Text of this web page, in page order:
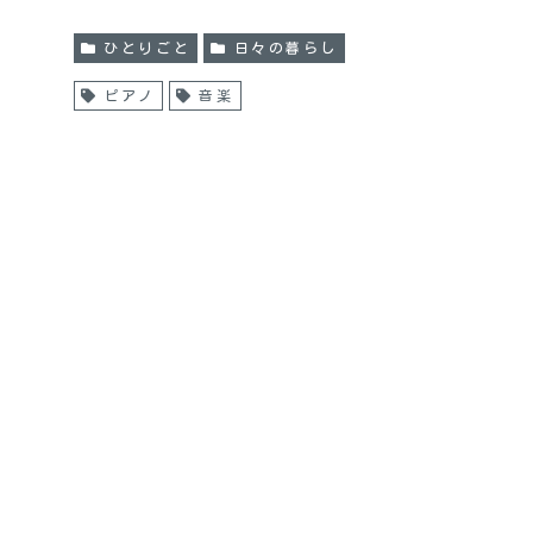
ひとりごと 日々の暮らし
ピアノ 音楽